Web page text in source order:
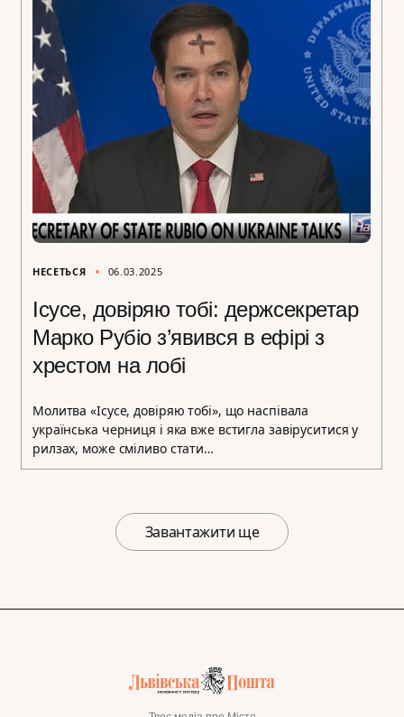
НЕСЕТЬСЯ 06.03.2025
Ісусе, довіряю тобі: держсекретар
Марко Рубіо з’явився в ефірі з
хрестом на лобі
Молитва «Ісусе, довіряю тобі», що наспівала
українська черниця і яка вже встигла завіруситися у
рилзах, може сміливо стати…
Завантажити ще